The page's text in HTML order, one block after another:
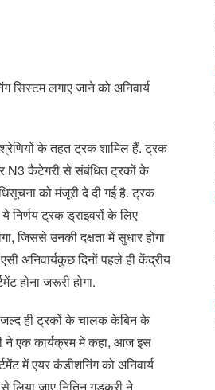
सिस्टम लगाए जाने को अनिवार्य
के तहत ट्रक शामिल हैं. ट्रक
N3 कैटेगरी से संबंधित ट्रकों के
को मंजूरी दे दी गई है. ट्रक
निर्णय ट्रक ड्राइवरों के लिए
जिससे उनकी दक्षता में सुधार होगा
अनिवार्यकुछ दिनों पहले ही केंद्रीय
होना जरूरी होगा.
जल्द ही ट्रकों के चालक केबिन के
ने एक कार्यक्रम में कहा, आज इस
में एयर कंडीशनिंग को अनिवार्य